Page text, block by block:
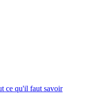
ce qu'il faut savoir